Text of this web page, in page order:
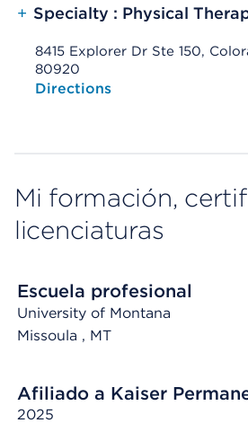
+ Specialty : Physical
8415 Explorer Dr Ste 150,
80920
Opens native map application
Directions
Mi formación,
licenciaturas
Escuela profesional
University of Montana
Missoula , MT
Afiliado a Kaiser
2025